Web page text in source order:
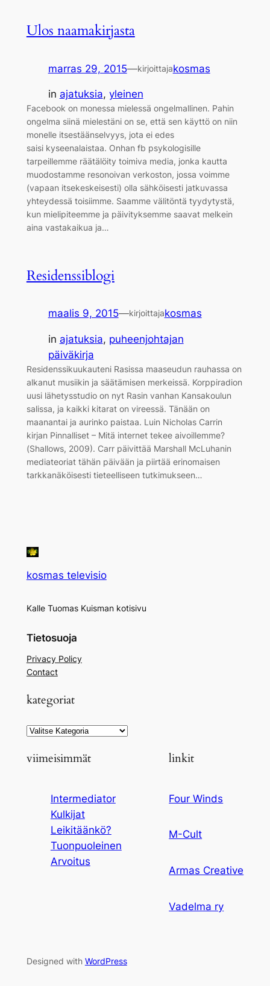
Ulos naamakirjasta
marras 29, 2015—kirjoittajakosmas
in ajatuksia, yleinen
Facebook on monessa mielessä ongelmallinen. Pahin
ongelma siinä mielestäni on se, että sen käyttö on niin
monelle itsestäänselvyys, jota ei edes
saisi kyseenalaistaa. Onhan fb psykologisille
tarpeillemme räätälöity toimiva media, jonka kautta
muodostamme resonoivan verkoston, jossa voimme
(vapaan itsekeskeisesti) olla sähköisesti jatkuvassa
yhteydessä toisiimme. Saamme välitöntä tyydytystä,
kun mielipiteemme ja päivityksemme saavat melkein
aina vastakaikua ja…
Residenssiblogi
maalis 9, 2015—kirjoittajakosmas
in ajatuksia, puheenjohtajan
päiväkirja
Residenssikuukauteni Rasissa maaseudun rauhassa on
alkanut musiikin ja säätämisen merkeissä. Korppiradion
uusi lähetysstudio on nyt Rasin vanhan Kansakoulun
salissa, ja kaikki kitarat on vireessä. Tänään on
maanantai ja aurinko paistaa. Luin Nicholas Carrin
kirjan Pinnalliset – Mitä internet tekee aivoillemme?
(Shallows, 2009). Carr päivittää Marshall McLuhanin
mediateoriat tähän päivään ja piirtää erinomaisen
tarkkanäköisesti tieteelliseen tutkimukseen…
kosmas televisio
Kalle Tuomas Kuisman kotisivu
Tietosuoja
Privacy Policy
Contact
kategoriat
Kategoriat
viimeisimmät
Intermediator
Kulkijat
Leikitäänkö?
Tuonpuoleinen
Arvoitus
linkit
Four Winds
M-Cult
Armas Creative
Vadelma ry
Designed with WordPress